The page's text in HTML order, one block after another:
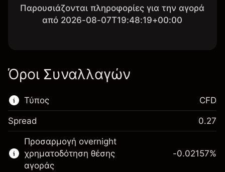
Παρουσιάζονται πληροφορίες για την αγορά
από 2026-08-07T19:48:19+00:00
Όροι Συναλλαγών
Τύπος
Αυτή η χρηματοπιστωτική αγορά είναι
διαθέσιμη για διαπραγμάτευση CFD.
Μάθετε περισσότερα σχετικά με:
CFD
Spread 0.27
Προσαρμογή overnight
χρηματοδότηση θέσης
αγοράς
-0.02157%